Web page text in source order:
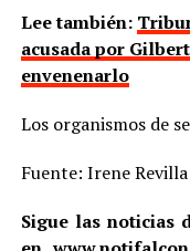
Lee también:
acusada por
envenenarlo
Los organismos de
Fuente: Irene
Sigue las noticias